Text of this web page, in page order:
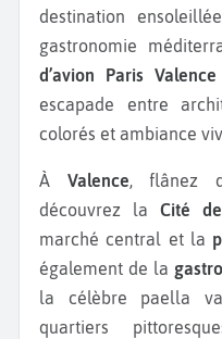
destination
gastronomie
d’avion Paris
escapade entre
colorés et ambiance
Valence, flânez
découvrez laCité
marché central et la
également de la
la célèbre paella
quartiers